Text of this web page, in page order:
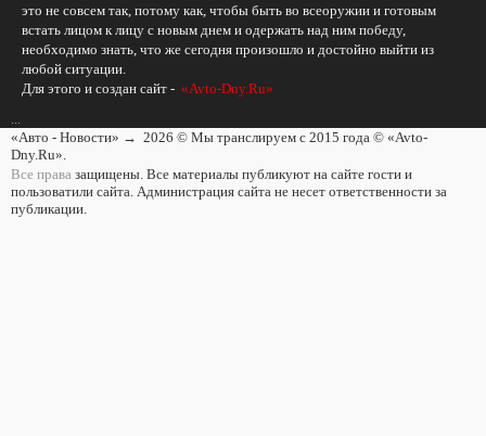
это не совсем так, потому как, чтобы быть во всеоружии и готовым
встать лицом к лицу с новым днем и одержать над ним победу,
необходимо знать, что же сегодня произошло и достойно выйти из
любой ситуации.
Для этого и создан сайт - «Avto-Dny.Ru»
«Авто - Новости» → 2026 © Мы транслируем с 2015 года © «Avto-
Dny.Ru».
Все права защищены. Все материалы публикуют на сайте гости и
пользоватили сайта. Администрация сайта не несет ответственности за
публикации.